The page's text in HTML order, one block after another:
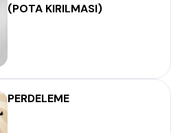
(POTA KIRILMASI)
PERDELEME